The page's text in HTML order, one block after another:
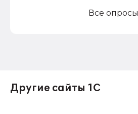
Все опросы
Другие сайты 1С